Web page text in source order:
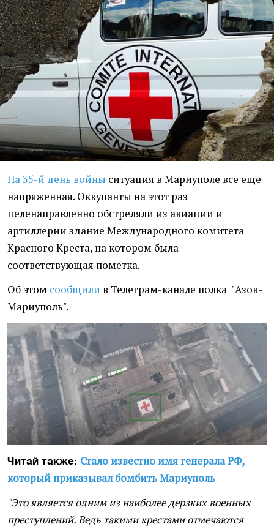
На 35-й день войны ситуация в Мариуполе все еще
напряженная. Оккупанты на этот раз
целенаправленно обстреляли из авиации и
артиллерии здание Международного комитета
Красного Креста, на котором была
соответствующая пометка.
Об этом сообщили в Телеграм-канале полка "Азов-
Мариуполь".
Читай также: Стало известно имя генерала РФ,
который приказывал бомбить Мариуполь
"Это является одним из наиболее дерзких военных
преступлений. Ведь такими крестами отмечаются